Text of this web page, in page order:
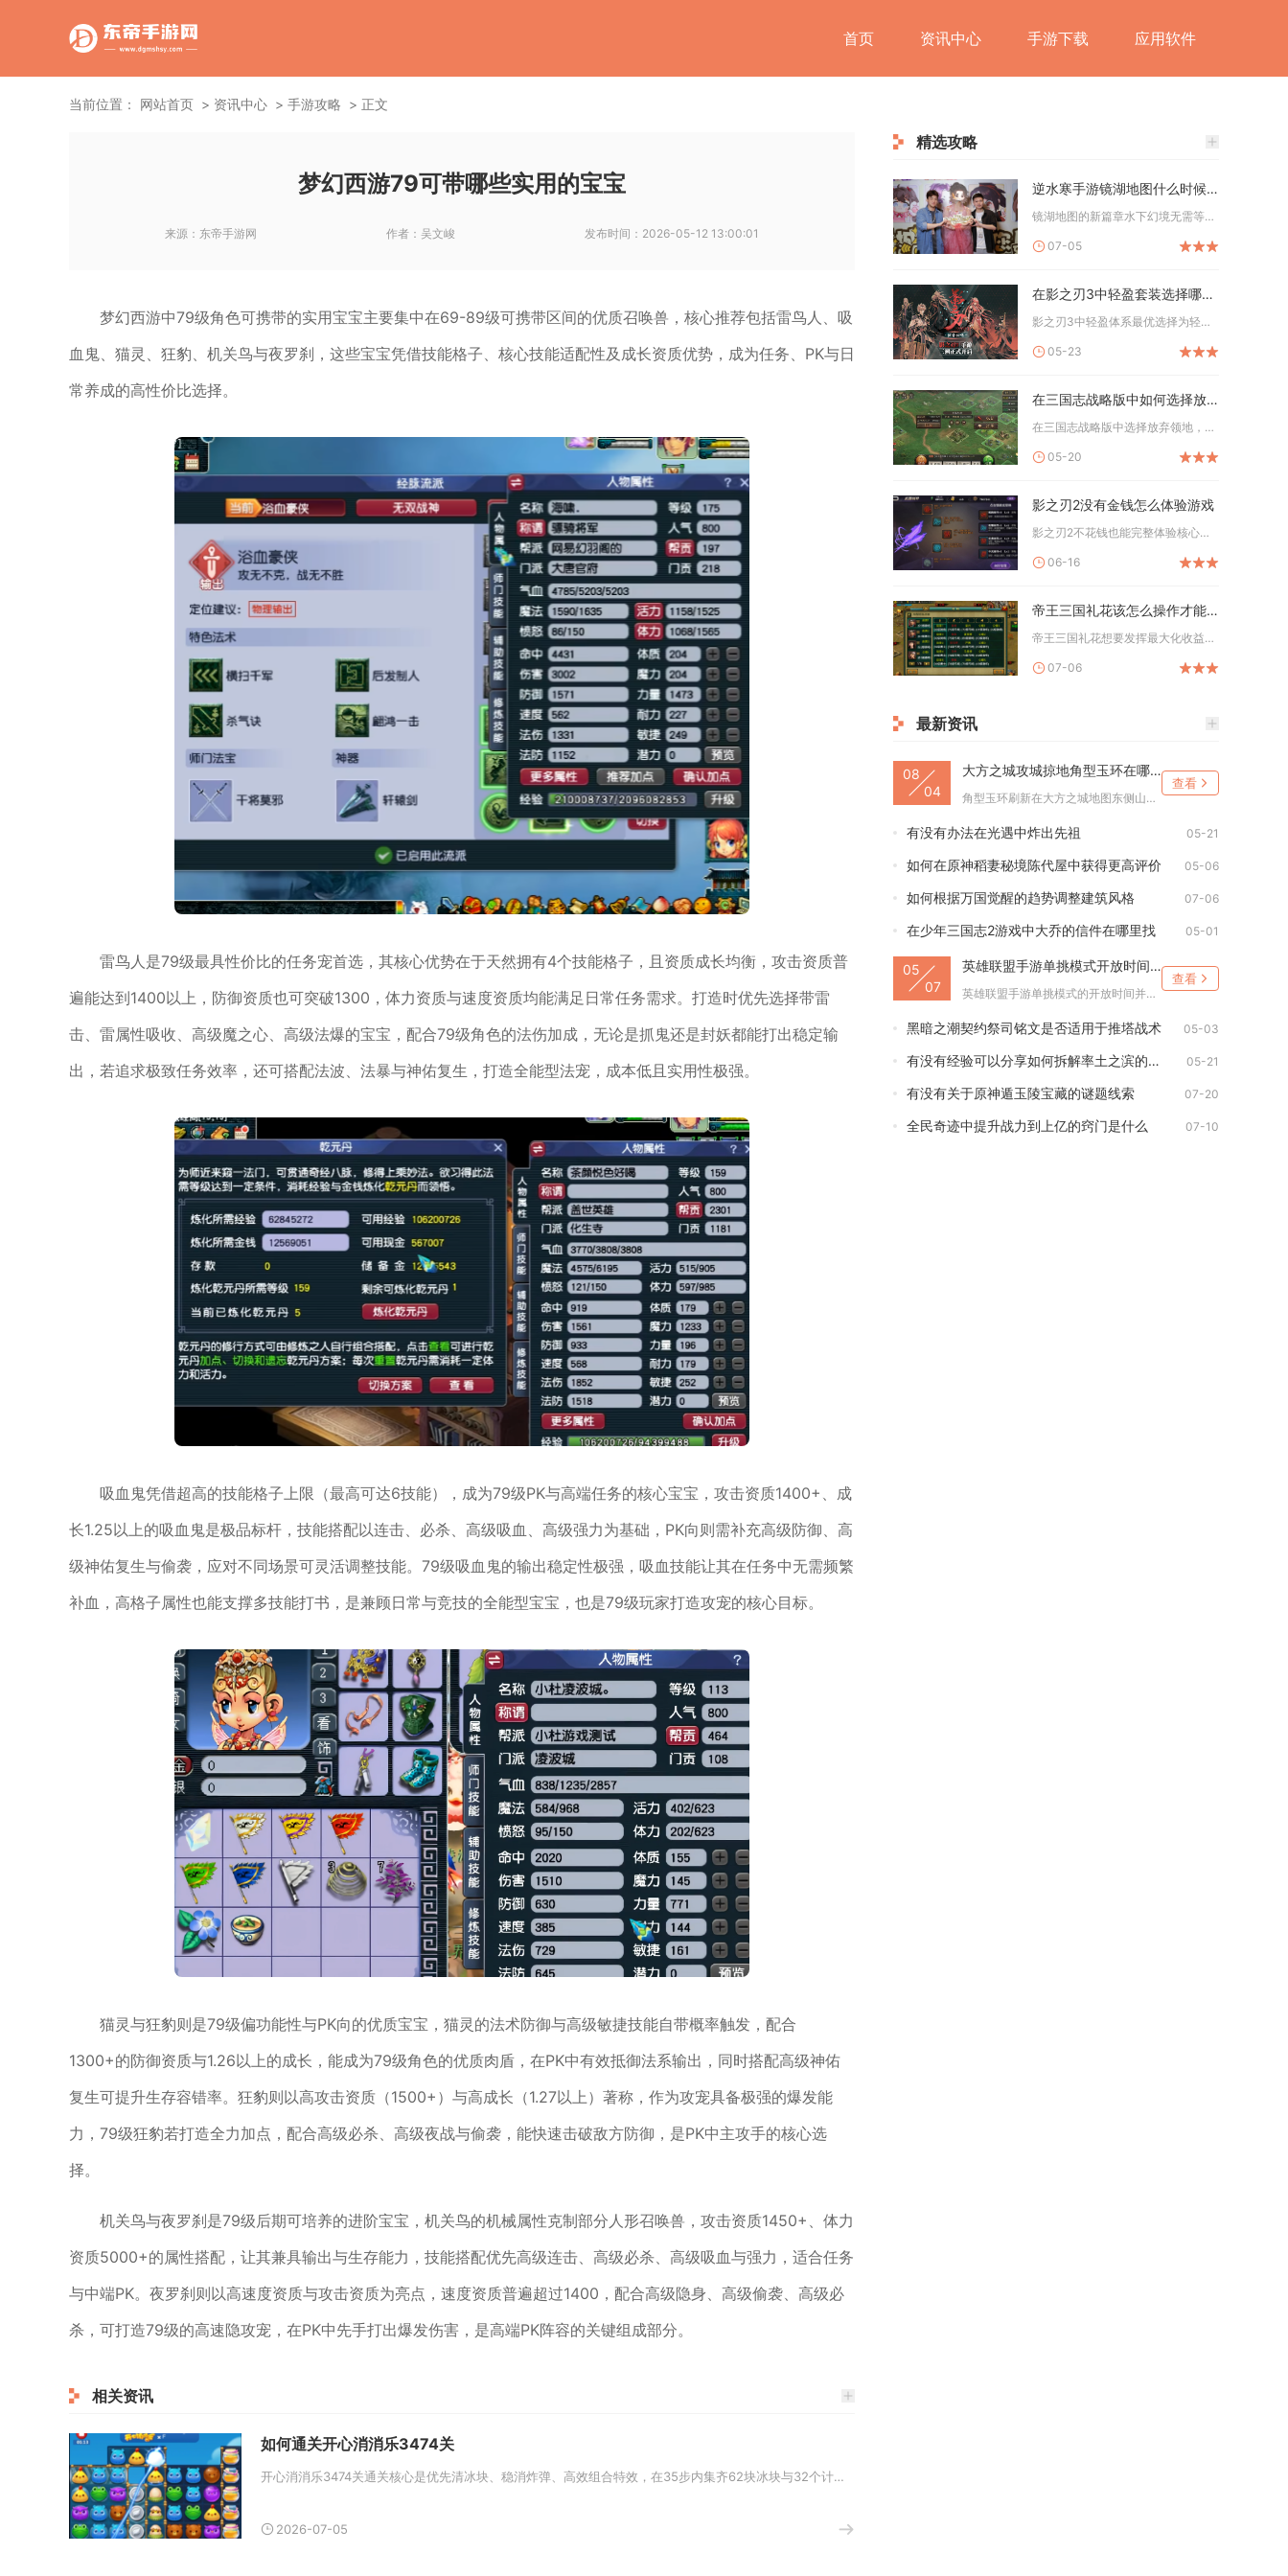
首页 资讯中心 手游下载 应用软件
当前位置： 网站首页 资讯中心 手游攻略 正文
梦幻西游79可带哪些实用的宝宝
来源： 东帝手游网 作者： 吴文峻 发布时间： 2026-05-12 13:00:01
梦幻西游中79级角色可携带的实用宝宝主要集中在69-89级可携带区间的优质召唤兽，核心推荐包括雷鸟人、吸
血鬼、猫灵、狂豹、机关鸟与夜罗刹，这些宝宝凭借技能格子、核心技能适配性及成长资质优势，成为任务、PK与日
常养成的高性价比选择。
雷鸟人是79级最具性价比的任务宠首选，其核心优势在于天然拥有4个技能格子，且资质成长均衡，攻击资质普
遍能达到1400以上，防御资质也可突破1300，体力资质与速度资质均能满足日常任务需求。打造时优先选择带雷
击、雷属性吸收、高级魔之心、高级法爆的宝宝，配合79级角色的法伤加成，无论是抓鬼还是封妖都能打出稳定输
出，若追求极致任务效率，还可搭配法波、法暴与神佑复生，打造全能型法宠，成本低且实用性极强。
吸血鬼凭借超高的技能格子上限（最高可达6技能），成为79级PK与高端任务的核心宝宝，攻击资质1400+、成
长1.25以上的吸血鬼是极品标杆，技能搭配以连击、必杀、高级吸血、高级强力为基础，PK向则需补充高级防御、高
级神佑复生与偷袭，应对不同场景可灵活调整技能。79级吸血鬼的输出稳定性极强，吸血技能让其在任务中无需频繁
补血，高格子属性也能支撑多技能打书，是兼顾日常与竞技的全能型宝宝，也是79级玩家打造攻宠的核心目标。
猫灵与狂豹则是79级偏功能性与PK向的优质宝宝，猫灵的法术防御与高级敏捷技能自带概率触发，配合
1300+的防御资质与1.26以上的成长，能成为79级角色的优质肉盾，在PK中有效抵御法系输出，同时搭配高级神佑
复生可提升生存容错率。狂豹则以高攻击资质（1500+）与高成长（1.27以上）著称，作为攻宠具备极强的爆发能
力，79级狂豹若打造全力加点，配合高级必杀、高级夜战与偷袭，能快速击破敌方防御，是PK中主攻手的核心选
择。
机关鸟与夜罗刹是79级后期可培养的进阶宝宝，机关鸟的机械属性克制部分人形召唤兽，攻击资质1450+、体力
资质5000+的属性搭配，让其兼具输出与生存能力，技能搭配优先高级连击、高级必杀、高级吸血与强力，适合任务
与中端PK。夜罗刹则以高速度资质与攻击资质为亮点，速度资质普遍超过1400，配合高级隐身、高级偷袭、高级必
杀，可打造79级的高速隐攻宠，在PK中先手打出爆发伤害，是高端PK阵容的关键组成部分。
相关资讯
如何通关开心消消乐3474关
开心消消乐3474关通关核心是优先清冰块、稳消炸弹、高效组合特效，在35步内集齐62块冰块与32个计时炸弹，同时达成40...
2026-07-05
精选攻略
逆水寒手游镜湖地图什么时候开启新篇章
镜湖地图的新篇章水下幻境无需等待限时开启，完成前置任务即可随...
07-05
在影之刃3中轻盈套装选择哪个合适
影之刃3中轻盈体系最优选择为轻羽专属轻盈套装，搭配真龙四件套...
05-23
在三国志战略版中如何选择放弃领地
在三国志战略版中选择放弃领地，核心是优先舍弃低等级、低产出、...
05-20
影之刃2没有金钱怎么体验游戏
影之刃2不花钱也能完整体验核心内容，靠日常积累、玩法深耕与资...
06-16
帝王三国礼花该怎么操作才能达到最佳效果
帝王三国礼花想要发挥最大化收益效果，核心操作逻辑为先积攒足量...
07-06
最新资讯
08
04
大方之城攻城掠地角型玉环在哪儿
角型玉环刷新在大方之城地图东侧山谷密室宝箱内，抵达位置需要先...
查看
有没有办法在光遇中炸出先祖 05-21
如何在原神稻妻秘境陈代屋中获得更高评价 05-06
如何根据万国觉醒的趋势调整建筑风格 07-06
在少年三国志2游戏中大乔的信件在哪里找 05-01
05
07
英雄联盟手游单挑模式开放时间是什么
英雄联盟手游单挑模式的开放时间并无固定限制，玩家可随时自主开...
查看
黑暗之潮契约祭司铭文是否适用于推塔战术 05-03
有没有经验可以分享如何拆解率土之滨的战法 05-21
有没有关于原神遁玉陵宝藏的谜题线索 07-20
全民奇迹中提升战力到上亿的窍门是什么 07-10